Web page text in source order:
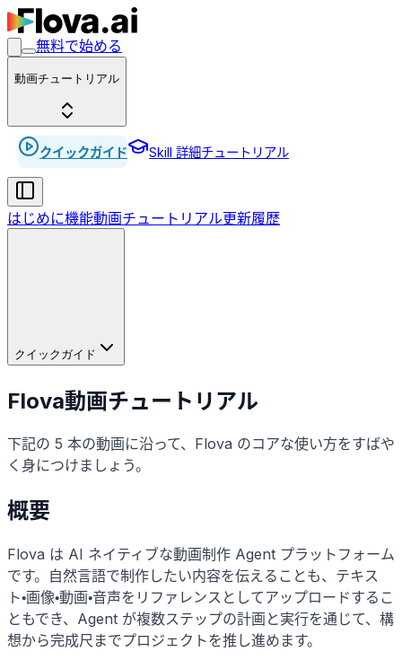
無料で始める
動画チュートリアル
クイックガイド Skill 詳細チュートリアル
はじめに機能動画チュートリアル更新履歴
クイックガイド
Flova動画チュートリアル
下記の 5 本の動画に沿って、Flova のコアな使い方をすばや
く身につけましょう。
概要
Flova は AI ネイティブな動画制作 Agent プラットフォーム
です。自然言語で制作したい内容を伝えることも、テキス
ト・画像・動画・音声をリファレンスとしてアップロードするこ
ともでき、Agent が複数ステップの計画と実行を通じて、構
想から完成尺までプロジェクトを推し進めます。